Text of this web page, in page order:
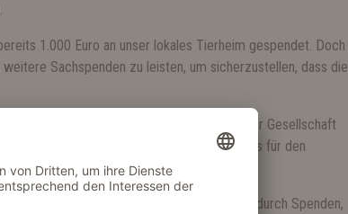
1.000 Euro an unser lokales Tierheim gespendet. Doch
Sachspenden zu leisten, um sicherzustellen, dass die
spielen und einen Beitrag zum Wohl der Gesellschaft
Überzeugung und unseres Engagements für den
zu ermutigen, sich uns anzuschließen. Ob durch Spenden,